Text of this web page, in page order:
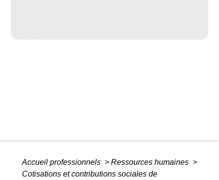
Accueil professionnels > Ressources humaines >
Cotisations et contributions sociales de